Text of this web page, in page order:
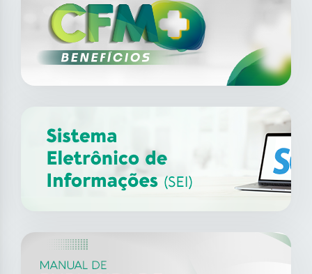
SAIBA MAIS
XII Fórum de Medicina do
Trabalho do CFM
14 ago
2026